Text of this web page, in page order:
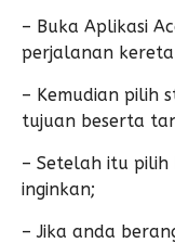
– Buka Aplikasi
perjalanan
– Kemudian pilih
tujuan beserta
– Setelah itu
inginkan;
– Jika anda